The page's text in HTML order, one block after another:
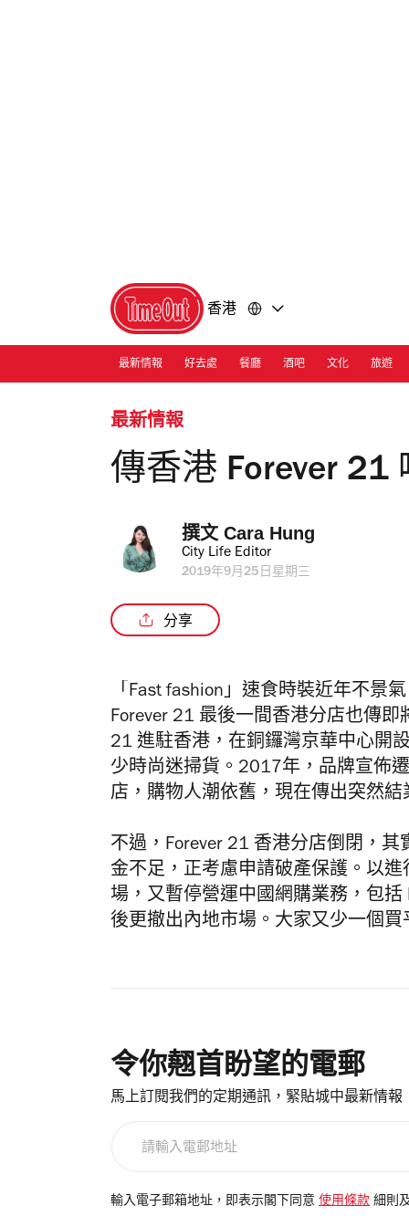
香港
最新情報 好去處 餐廳 酒吧 文化 旅遊
最新情報
傳香港 Forever 21
撰文 Cara Hung
City Life Editor
2019年9月25日星期三
分享
「Fast fashion」速食時裝近年不景
Forever 21 最後一間香港分店也傳
21 進駐香港，在銅鑼灣京華中心開
少時尚迷掃貨。2017年，品牌宣佈
店，購物人潮依舊，現在傳出突然
不過，Forever 21 香港分店倒閉，
金不足，正考慮申請破產保護。以
場，又暫停營運中國網購業務，包
後更撤出內地市場。大家又少一個
令你翹首盼望的電郵
馬上訂閱我們的定期通訊，緊貼城中最新情報
電
輸入電子郵箱地址，即表示閣下同意 使用條款 細則